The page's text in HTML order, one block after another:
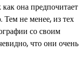
она предпочитает
не менее, из тех
со своим
что они очень